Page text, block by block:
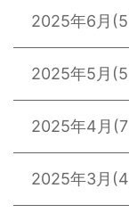
2025年6月
2025年5月
2025年4月
2025年3月